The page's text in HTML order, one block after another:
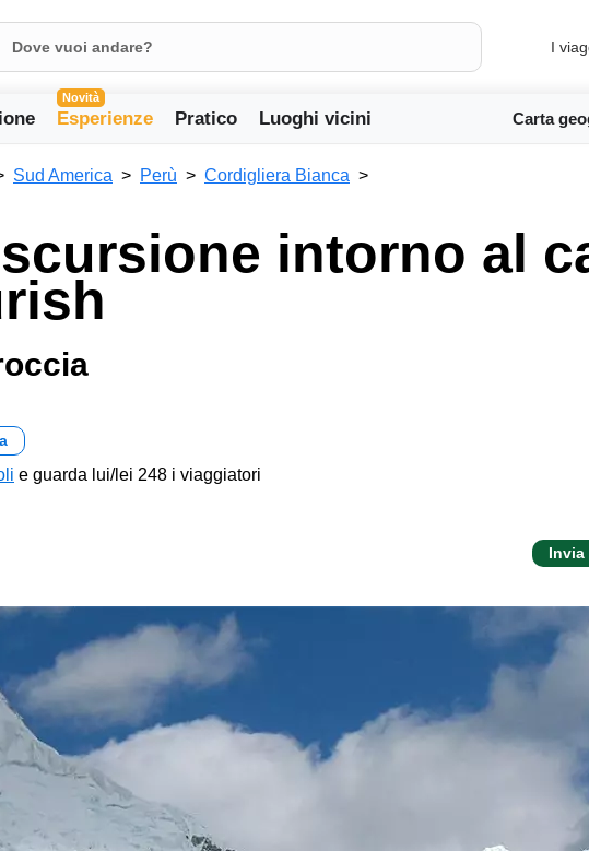
I
Novità
Esperienze Pratico Luoghi vicini Carta
Sud America Perù Cordigliera Bianca
intorno al
e guarda lui/lei 248 i viaggiatori
Invia